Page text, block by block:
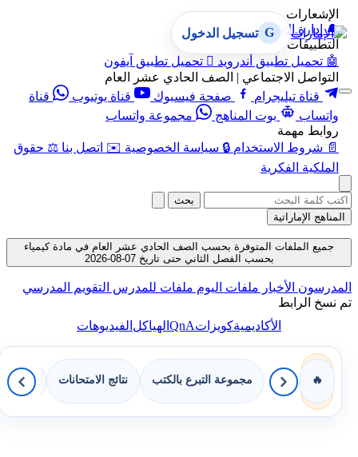
الإشعارات
🔔 إدارة الإشعارات
التطبيقات
🤖 تحميل تطبيق أندرويد  تحميل تطبيق آيفون
التواصل الاجتماعي | الصف الحادي عشر العام
قناة تيليجرام
صفحة فيسبوك قناة يوتيوب
قناة
واتساب
بوت المناهج
مجموعة واتساب
روابط مهمة
📄 شروط الاستخدام 🔒 سياسة الخصوصية ✉️ اتصل بنا ⚖️ حقوق
الملكية الفكرية
G تسجيل الدخول
بحث
المناهج الإماراتية
جميع الملفات المتوفرة بحسب الصف الحادي عشر العام في مادة كيمياء
بحسب الفصل الثاني حتى تاريخ 07-08-2026
المدرسون الأخبار ملفات اليوم ملفات للمدرس التقويم المدرسي
تم نسخ الرابط
الأكاديميةكويزاتQnAالهياكلالفيديوهات
🔥 مجموعة التبرع بالكتب نتائج الامتحانات